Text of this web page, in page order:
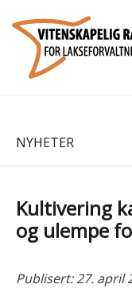
NYHETER
Kultivering
og ulempe
Publisert: 27. april